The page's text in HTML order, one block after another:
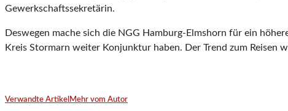
Gewerkschaftssekretärin.
Deswegen mache sich die NGG Hamburg-Elmshorn für ein
Kreis Stormarn weiter Konjunktur haben. Der Trend zum Reisen
Verwandte Artikel Mehr vom Autor